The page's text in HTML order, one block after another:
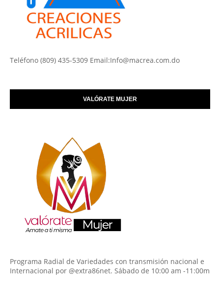
Teléfono (809) 435-5309 Email:Info@macrea.com.do
VALÓRATE MUJER
Programa Radial de Variedades con transmisión nacional e
Internacional por @extra86net. Sábado de 10:00 am -11:00m